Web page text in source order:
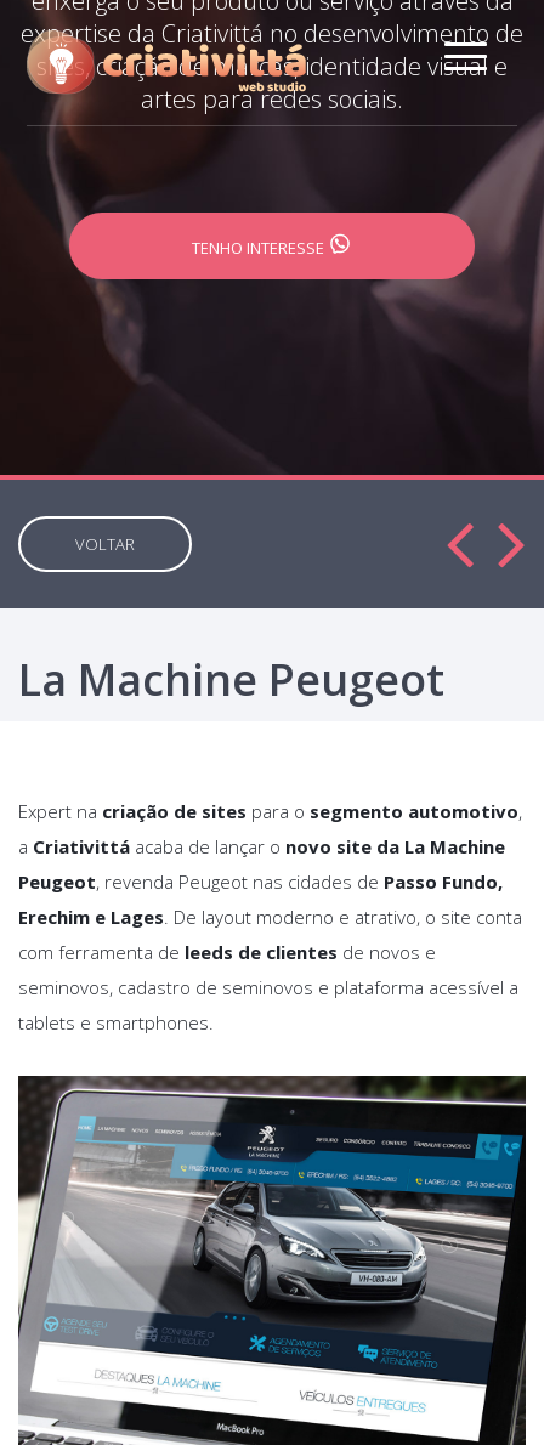
expertise da Criativittá no desenvolvimento de
sites, criação de marcas, identidade visual e
artes para redes sociais.
TENHO INTERESSE
VOLTAR
La Machine Peugeot
Expert na criação de sites para o segmento automotivo,
a Criativittá acaba de lançar o novo site da La Machine
Peugeot, revenda Peugeot nas cidades de Passo Fundo,
Erechim e Lages. De layout moderno e atrativo, o site conta
com ferramenta de leeds de clientes de novos e
seminovos, cadastro de seminovos e plataforma acessível a
tablets e smartphones.